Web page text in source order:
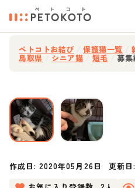
ペトコトお結び 保護猫一覧
鳥取県 シニア猫 短毛 募集
作成日:2020年05月26日 更新日: